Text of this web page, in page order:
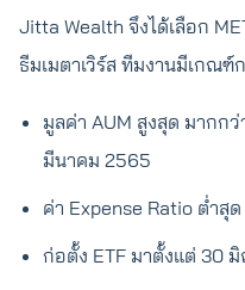
Jitta Wealth จึงได้เลือก
ธีมเมตาเวิร์ส ทีมงานมีเกณฑ์
มูลค่า AUM สูงสุด มากก
มีนาคม 2565
ค่า Expense Ratio ต่ำสุ
ก่อตั้ง ETF มาตั้งแต่ 30